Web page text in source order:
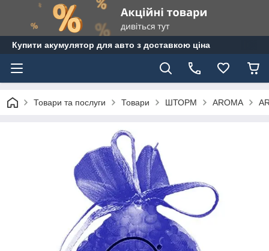
Купити акумулятор для авто з доставкою ціна
Товари та послуги Товари ШТОРМ AROMA